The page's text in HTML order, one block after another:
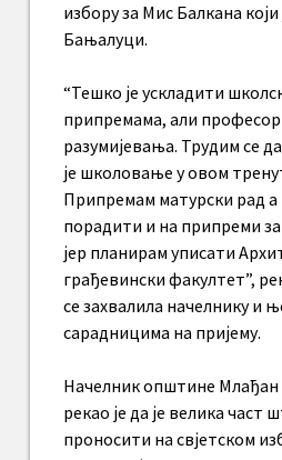
избору за Мис Балкана
Бањалуци.
“Тешко је ускладити
припремама, али
разумијевања. Трудим се
је школовање у овом
Припремам матурски рад а
порадити и на припреми
јер планирам уписати
грађевински факултет”,
се захвалила начелнику и
сарадницима на пријему.
Начелник општине
рекао је да је велика част
проносити на свјетском